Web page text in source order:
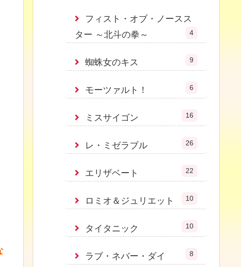
フィスト・オブ・ノースス
ター ～北斗の拳～
4
蜘蛛女のキス 9
モーツァルト！ 6
ミスサイゴン 16
レ・ミゼラブル 26
エリザベート 22
ロミオ＆ジュリエット 10
タイタニック 10
ラブ・ネバー・ダイ 8